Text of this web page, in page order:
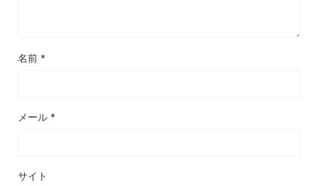
名前 *
メール *
サイト